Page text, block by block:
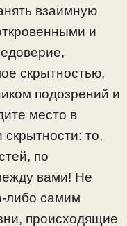
взаимную
и
скрытностью,
подозрений и
место в
то,
по
вами! Не
либо самим
происходящие